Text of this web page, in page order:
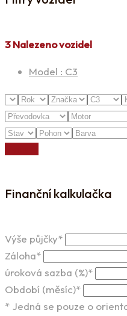
3Nalezeno vozidel
Model : C3
Finanční kalkulačka
Výše půjčky*
Záloha*
úroková sazba (%)*
Období (měsíc)*
* Jedná se pouze o